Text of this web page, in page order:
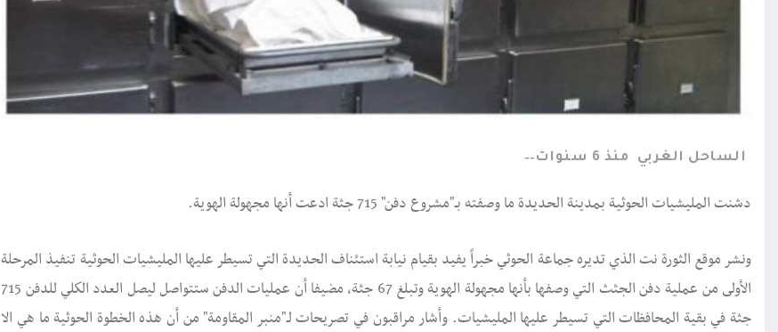
الساحل الغربي منذ 6 سنوات
دشنت المليشيات الحوثية بمدينة الحديدة ما وصفته بـ"مشروع دفن" 715 جثة ادعت أنها مجهولة الهوية.
ونشر موقع الثورة نت الذي تديره جماعة الحوثي خبراً يفيد بقيام نيابة استئناف الحديدة التي تسيطر عليها المليشيات الحوثية تنفيذ المرحلة
الأولى من عملية دفن الجثث التي وصفها بأنها مجهولة الهوية وتبلغ 67 جثة، مضيفا أن عمليات الدفن ستتواصل ليصل العدد الكلي للدفن 715
جثة في بقية المحافظات التي تسيطر عليها المليشيات. وأشار مراقبون في تصريحات لـ"منبر المقاومة" من أن هذه الخطوة الحوثية ما هي الا